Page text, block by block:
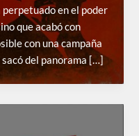
perpetuado en el poder
que acabó con
con una campaña
del panorama […]